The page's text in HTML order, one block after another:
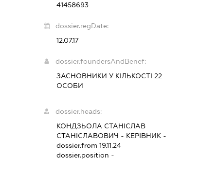
41458693
dossier.regDate:
12.07.17
dossier.foundersAndBenef:
ЗАСНОВНИКИ У КІЛЬКОСТІ 22
ОСОБИ
dossier.heads:
КОНДЗЬОЛА СТАНІСЛАВ
СТАНІСЛАВОВИЧ - КЕРІВНИК -
dossier.from 19.11.24
dossier.position -